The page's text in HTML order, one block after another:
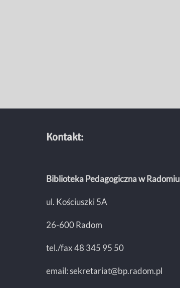
Kontakt:
Biblioteka Pedagogiczna w Radomiu
ul. Kościuszki 5A
26-600 Radom
tel./fax 48 345 95 50
email:sekretariat@bp.radom.pl